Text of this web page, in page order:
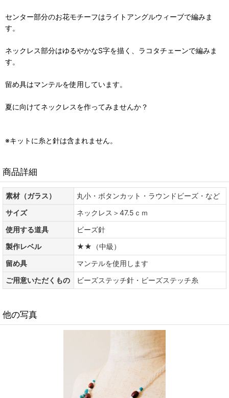
センター部分のお花モチーフはライトアングルウィーブで編みま
す。
ネックレス部分はゆるやかなS字を描く、ラコタチェーンで編みま
す。
留め具はマンテルを使用しています。
夏に向けてネックレスを作ってみませんか？
※キットに糸と針は含まれません。
商品詳細
素材（ガラス）
丸小・ボタンカット・ラウンドビーズ・など
サイズ
ネックレス＞47.5ｃｍ
使用する道具
ビーズ針
製作レベル
★★（中級）
留め具
マンテルを使用します
ご用意いただくもの
ビーズステッチ針・ビーズステッチ糸
他の写真